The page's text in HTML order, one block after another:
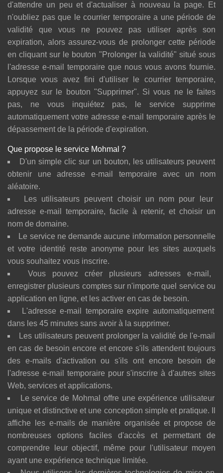
d'attendre un peu et d'actualiser à nouveau la page. Et
n'oubliez pas que le courrier temporaire a une période de
validité que vous ne pouvez pas utiliser après son
expiration, alors assurez-vous de prolonger cette période
en cliquant sur le bouton "Prolonger la validité" situé sous
l'adresse e-mail temporaire que nous vous avons fournie.
Lorsque vous avez fini d'utiliser le courrier temporaire,
appuyez sur le bouton "Supprimer". Si vous ne le faites
pas, ne vous inquiétez pas, le service supprime
automatiquement votre adresse e-mail temporaire après le
dépassement de la période d'expiration.
Que propose le service Mohmal ?
D'un simple clic sur un bouton, les utilisateurs peuvent
obtenir une adresse e-mail temporaire avec un nom
aléatoire.
Les utilisateurs peuvent choisir un nom pour leur
adresse e-mail temporaire, facile à retenir, et choisir un
nom de domaine.
Le service ne demande aucune information personnelle
et votre identité reste anonyme pour les sites auxquels
vous souhaitez vous inscrire.
Vous pouvez créer plusieurs adresses e-mail,
enregistrer plusieurs comptes sur n'importe quel service ou
application en ligne, et les activer en cas de besoin.
L'adresse e-mail temporaire expire automatiquement
dans les 45 minutes sans avoir à la supprimer.
Les utilisateurs peuvent prolonger la validité de l'e-mail
en cas de besoin encore et encore s'ils attendent toujours
des e-mails d'activation ou s'ils ont encore besoin de
l'adresse e-mail temporaire pour s'inscrire à d'autres sites
Web, services et applications.
Le service de Mohmal offre une expérience utilisateur
unique et distinctive et une conception simple et pratique. Il
affiche les e-mails de manière organisée et propose de
nombreuses options faciles d'accès et permettant de
comprendre leur objectif, même pour l'utilisateur moyen
ayant une expérience technique limitée.